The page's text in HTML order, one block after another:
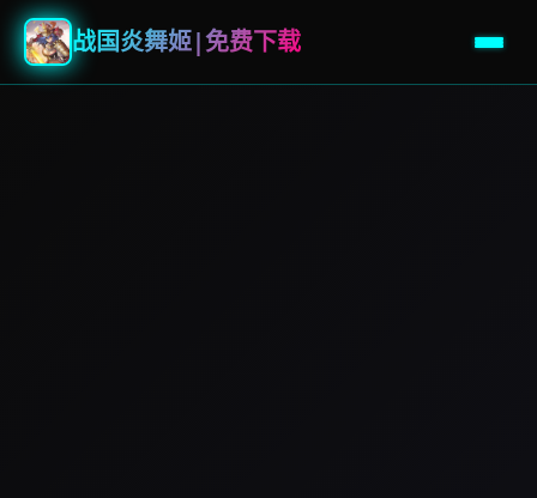
战国炎舞姬|免费下载